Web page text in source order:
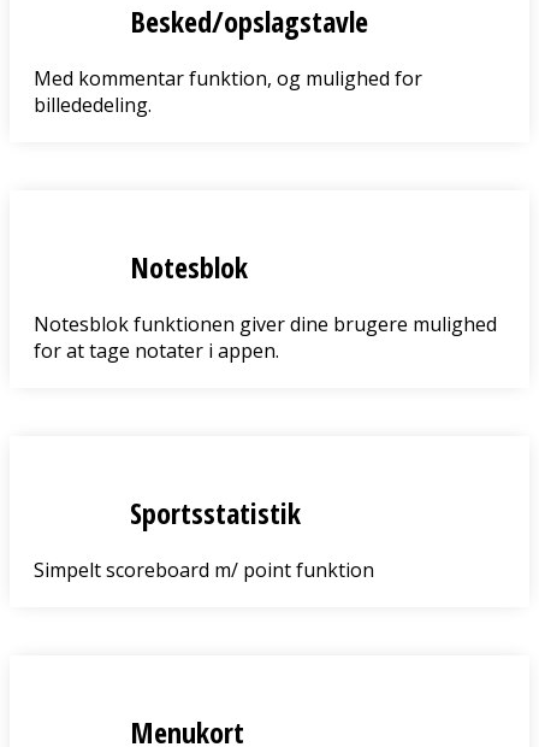
Besked/opslagstavle
Med kommentar funktion, og mulighed for
billededeling.
Notesblok
Notesblok funktionen giver dine brugere mulighed
for at tage notater i appen.
Sportsstatistik
Simpelt scoreboard m/ point funktion
Menukort